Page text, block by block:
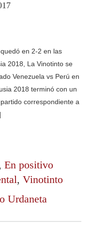
en 2-2 en las
2018, La Vinotinto se
Venezuela vs Perú en
2018 terminó con un
correspondiente a
En positivo
, Vinotinto
Urdaneta